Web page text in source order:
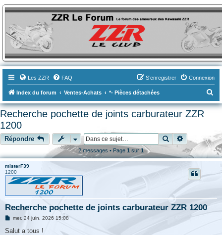
ZZR-Leclub le Forum
Le forum des amoureux des Kawasaki ZZR
Les ZZR FAQ Connexion
S’enregistrer
Index du forum Ventes-Achats *- Pièces détachées
e
e
r
h
r
Recherche pochette de joints carburateur ZZR
1200
Répondre Rechercher
Recherche
2 messages • Page 1 sur1
misterF39
1200
Recherche pochette de joints carburateur ZZR 1200
M
s
mer. 24 juin, 2026 15:08
Salut a tous !